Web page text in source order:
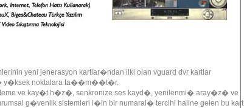
yeni jenerasyon kartlar�ndan ilki olan vguard dvr kartlar
y�ksek noktalara ta��m��t�r.
ve kay�t h�z�, senkronize ses kayd�, yenilenmi� aray�z� ve
g�venlik sistemleri i�in bir numaral� tercihi haline gelen bu kart